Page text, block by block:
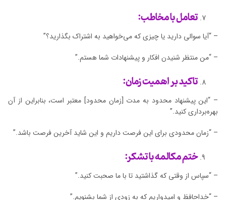
تعامل با مخاطب:
– “آیا سوالی دارید یا چیزی که می‌خواهید به اشتراک بگذارید؟”
– “من منتظر شنیدن افکار و پیشنهادات شما هستم.”
تاکید بر اهمیت زمان:
– “این پیشنهاد محدود به مدت [زمان محدود] معتبر است، بنابراین از آن
بهره‌برداری کنید.”
– “زمان محدودی برای این فرصت داریم و این شاید آخرین فرصت باشد.”
ختم مکالمه با تشکر:
– “سپاس از وقتی که گذاشتید تا با ما صحبت کنید.”
– “خداحافظ و امیدواریم که به زودی از شما بشنویم.”